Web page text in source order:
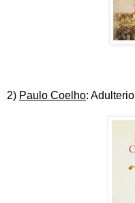
2) Paulo Coelho: Adulterio